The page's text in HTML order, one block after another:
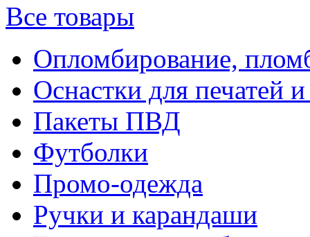
Все товары
Опломбирование,
Оснастки для печатей
Пакеты ПВД
Футболки
Промо-одежда
Ручки и карандаши